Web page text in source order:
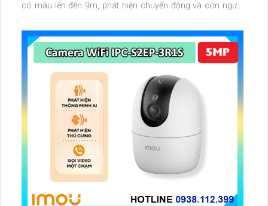
có màu lên đến 9m, phát hiện chuyển động và con người
512GB